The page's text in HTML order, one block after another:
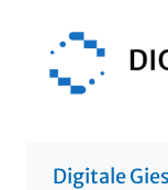
Digitale